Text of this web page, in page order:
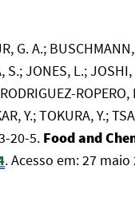
G. A.;
S.; JONES, L.;
Y.; TOKURA, Y.;
20-5. Food and
. Acesso em: 27 maio